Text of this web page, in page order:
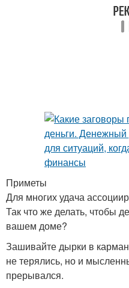
Приметы
Для многих удача
Так что же делать, чтобы
вашем доме?
Зашивайте дырки в
не терялись, но и
прерывался.